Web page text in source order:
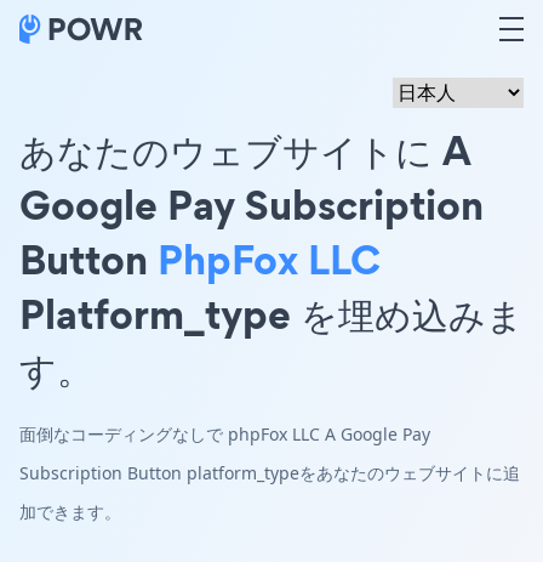
あなたのウェブサイトに A
Google Pay Subscription
Button PhpFox LLC
Platform_type を埋め込みま
す。
面倒なコーディングなしで phpFox LLC A Google Pay
Subscription Button platform_typeをあなたのウェブサイトに追
加できます。